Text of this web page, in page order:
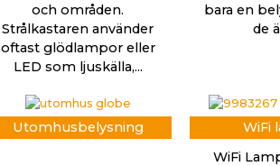
och områden.
Strålkastaren använder
oftast glödlampor eller
LED som ljuskälla,...
bara en
de
Utomhusbelysning
WiFi
WiFi